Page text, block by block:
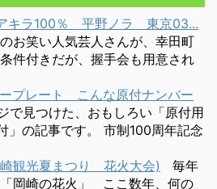
キラ100％ 平野ノラ 東京03...
お笑い人気芸人さんが、幸田町
件付きだが、握手会も用意され
プレート こんな原付ナンバー
で見つけた、おもしろい「原付用
」の記事です。 市制100周年記念
観光夏まつり 花火大会)
毎年
岡崎の花火」 ここ数年、何の